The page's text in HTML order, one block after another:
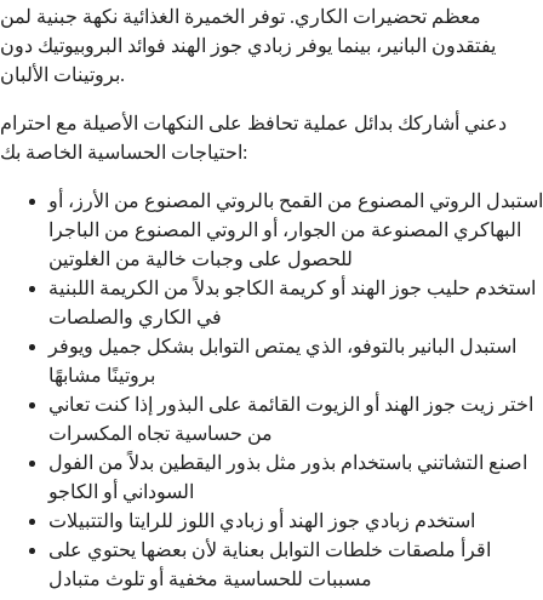
معظم تحضيرات الكاري. توفر الخميرة الغذائية نكهة جبنية لمن
يفتقدون البانير، بينما يوفر زبادي جوز الهند فوائد البروبيوتيك دون
بروتينات الألبان.
دعني أشاركك بدائل عملية تحافظ على النكهات الأصيلة مع احترام
احتياجات الحساسية الخاصة بك:
استبدل الروتي المصنوع من القمح بالروتي المصنوع من الأرز، أو
البهاكري المصنوعة من الجوار، أو الروتي المصنوع من الباجرا
للحصول على وجبات خالية من الغلوتين
استخدم حليب جوز الهند أو كريمة الكاجو بدلاً من الكريمة اللبنية
في الكاري والصلصات
استبدل البانير بالتوفو، الذي يمتص التوابل بشكل جميل ويوفر
بروتينًا مشابهًا
اختر زيت جوز الهند أو الزيوت القائمة على البذور إذا كنت تعاني
من حساسية تجاه المكسرات
اصنع التشاتني باستخدام بذور مثل بذور اليقطين بدلاً من الفول
السوداني أو الكاجو
استخدم زبادي جوز الهند أو زبادي اللوز للرايتا والتتبيلات
اقرأ ملصقات خلطات التوابل بعناية لأن بعضها يحتوي على
مسببات للحساسية مخفية أو تلوث متبادل